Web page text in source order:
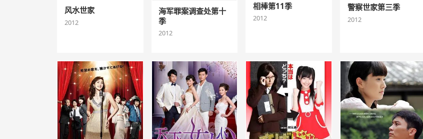
风水世家
2012
海军罪案调查处第十
季
2012
相棒第11季
2012
警察世家第三季
2012